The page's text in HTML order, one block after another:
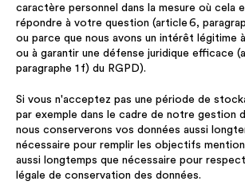
caractère personnel dans la mesure où cela
répondre à votre question (article 6,
ou parce que nous avons un intérêt légitime
ou à garantir une défense juridique efficace
paragraphe 1 f) du RGPD).
Si vous n'acceptez pas une période de
par exemple dans le cadre de notre gestion
nous conserverons vos données aussi
nécessaire pour remplir les objectifs
aussi longtemps que nécessaire pour
légale de conservation des données.